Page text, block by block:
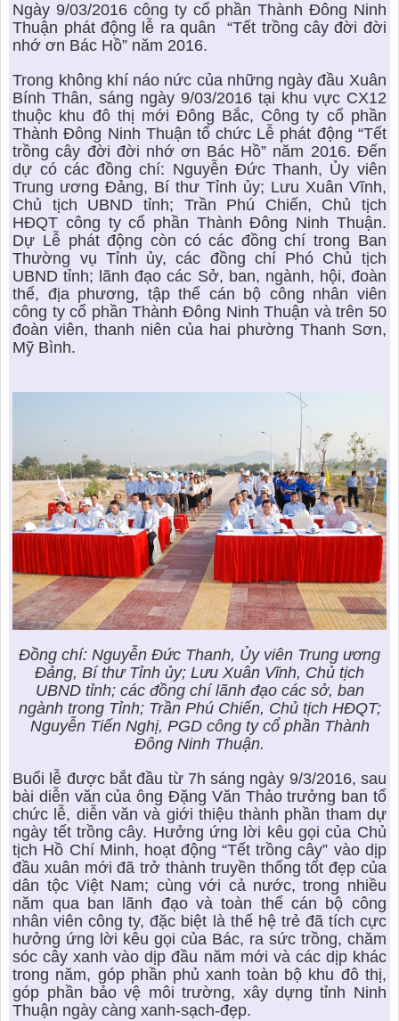
THÀNH ĐÔNG VỚI XÃ HÔI
BẮC
THƯ VIỆN PHÁP LUẬT
KIẾN TRÚC & PHONG THUỶ
TIN TỨC CÔNG TY
LIÊN HỆ
Ngày 9/03/2016 công ty cổ phần Thành Đông Ninh
Thuận phát động lễ ra quân “Tết trồng cây đời đời
nhớ ơn Bác Hồ” năm 2016.
Trong không khí náo nức của những ngày đầu Xuân
Bính Thân, sáng ngày 9/03/2016 tại khu vực CX12
thuộc khu đô thị mới Đông Bắc, Công ty cổ phần
Thành Đông Ninh Thuận tổ chức Lễ phát động “Tết
trồng cây đời đời nhớ ơn Bác Hồ” năm 2016. Đến
dự có các đồng chí: Nguyễn Đức Thanh, Ủy viên
Trung ương Đảng, Bí thư Tỉnh ủy; Lưu Xuân Vĩnh,
Chủ tịch UBND tỉnh; Trần Phú Chiến, Chủ tịch
HĐQT công ty cổ phần Thành Đông Ninh Thuận.
Dự Lễ phát động còn có các đồng chí trong Ban
Thường vụ Tỉnh ủy, các đồng chí Phó Chủ tịch
UBND tỉnh; lãnh đạo các Sở, ban, ngành, hội, đoàn
thể, địa phương, tập thể cán bộ công nhân viên
công ty cổ phần Thành Đông Ninh Thuận và trên 50
đoàn viên, thanh niên của hai phường Thanh Sơn,
Mỹ Bình.
Đồng chí: Nguyễn Đức Thanh, Ủy viên Trung ương
Đảng, Bí thư Tỉnh ủy; Lưu Xuân Vĩnh, Chủ tịch
UBND tỉnh; các đồng chí lãnh đạo các sở, ban
ngành trong Tỉnh; Trần Phú Chiến, Chủ tịch HĐQT;
Nguyễn Tiến Nghị, PGD công ty cổ phần Thành
Đông Ninh Thuận.
Buổi lễ được bắt đầu từ 7h sáng ngày 9/3/2016, sau
bài diễn văn của ông Đặng Văn Thảo trưởng ban tổ
chức lễ, diễn văn và giới thiệu thành phần tham dự
ngày tết trồng cây. Hưởng ứng lời kêu gọi của Chủ
tịch Hồ Chí Minh, hoạt động “Tết trồng cây” vào dịp
đầu xuân mới đã trở thành truyền thống tốt đẹp của
dân tộc Việt Nam; cùng với cả nước, trong nhiều
năm qua ban lãnh đạo và toàn thể cán bộ công
nhân viên công ty, đặc biệt là thế hệ trẻ đã tích cực
hưởng ứng lời kêu gọi của Bác, ra sức trồng, chăm
sóc cây xanh vào dịp đầu năm mới và các dịp khác
trong năm, góp phần phủ xanh toàn bộ khu đô thị,
góp phần bảo vệ môi trường, xây dựng tỉnh Ninh
Thuận ngày càng xanh-sạch-đẹp.